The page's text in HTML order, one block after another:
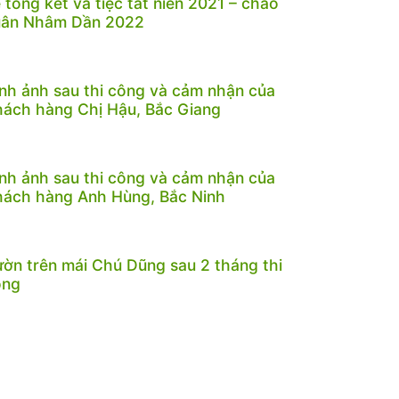
Nhâm Dần 2022
ảnh sau thi công và cảm nhận của
hàng Chị Hậu, Bắc Giang
ảnh sau thi công và cảm nhận của
hàng Anh Hùng, Bắc Ninh
trên mái Chú Dũng sau 2 tháng thi